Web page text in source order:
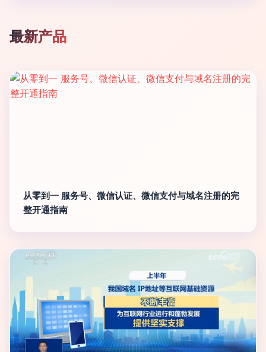
最新产品
从零到一 服务号、微信认证、微信支付与域名注册的完
整开通指南